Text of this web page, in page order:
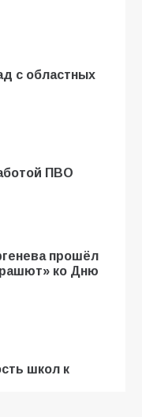
с областных
ПВО
прошёл
ко Дню
школ к